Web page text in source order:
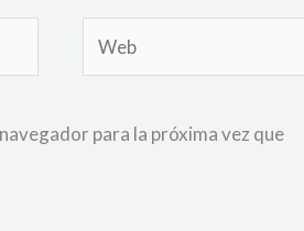
para la próxima vez que